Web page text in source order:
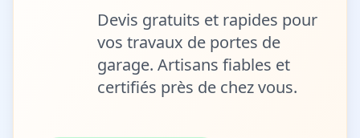
Devis gratuits et rapides pour
vos travaux de portes de
garage. Artisans fiables et
certifiés près de chez vous.